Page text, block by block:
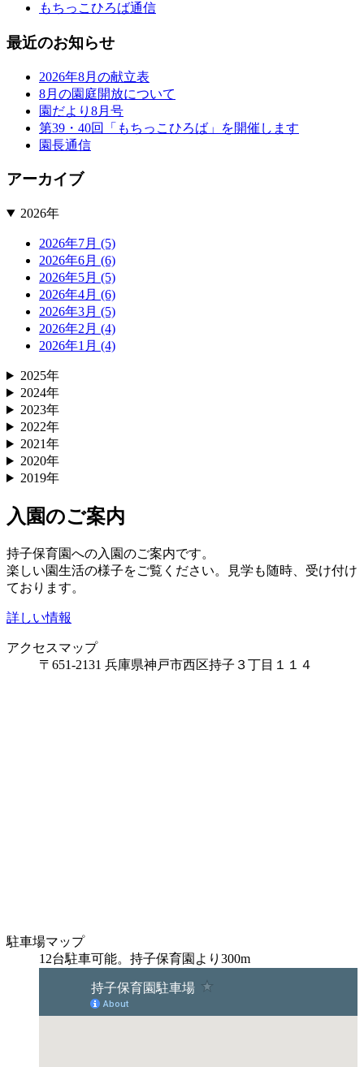
もちっこひろば通信
最近のお知らせ
2026年8月の献立表
8月の園庭開放について
園だより8月号
第39・40回「もちっこひろば」を開催します
園長通信
アーカイブ
2026年
2026年7月 (5)
2026年6月 (6)
2026年5月 (5)
2026年4月 (6)
2026年3月 (5)
2026年2月 (4)
2026年1月 (4)
2025年
2024年
2023年
2022年
2021年
2020年
2019年
入園のご案内
持子保育園への入園のご案内です。
楽しい園生活の様子をご覧ください。見学も随時、受け付け
ております。
詳しい情報
アクセスマップ
〒651-2131 兵庫県神戸市西区持子３丁目１１４
駐車場マップ
12台駐車可能。持子保育園より300m